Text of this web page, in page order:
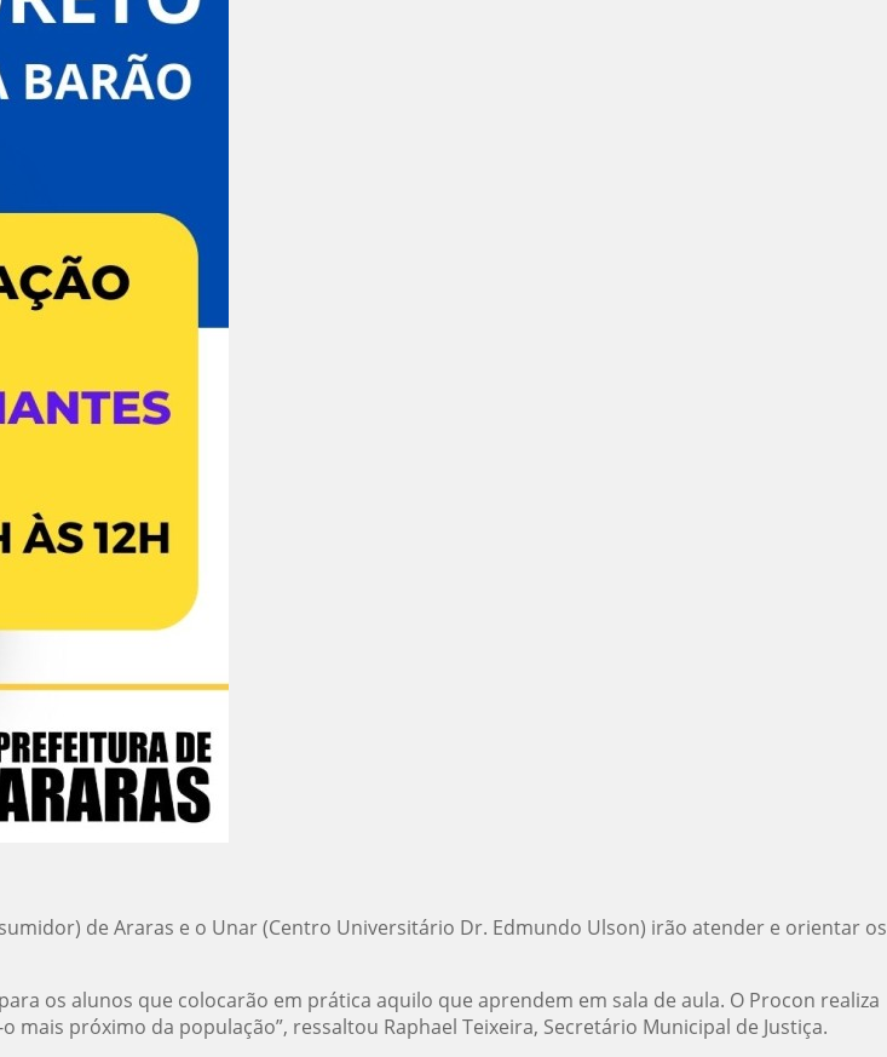
de Araras e o Unar (Centro Universitário Dr. Edmundo Ulson) irão atender e orientar os
os alunos que colocarão em prática aquilo que aprendem em sala de aula. O Procon realiza
próximo da população”, ressaltou Raphael Teixeira, Secretário Municipal de Justiça.